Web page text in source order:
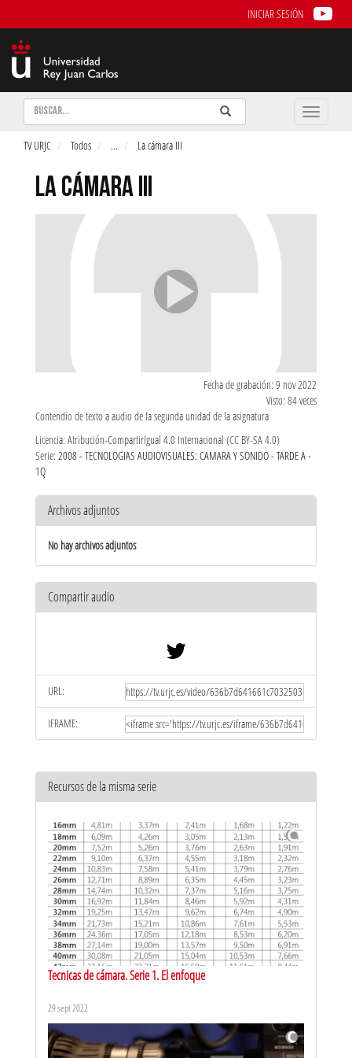
INICIAR SESIÓN
Buscar Enviar
Buscar
Toggle
TV URJC Todos ... La cámara III
LA CÁMARA III
Fecha de grabación: 9 nov 2022
Visto: 84 veces
Contendio de texto a audio de la segunda unidad de la asignatura
Licencia: Atribución-CompartirIgual 4.0 Internacional (CC BY-SA 4.0)
Serie: 2008 - TECNOLOGIAS AUDIOVISUALES: CAMARA Y SONIDO - TARDE A -
1Q
Archivos adjuntos
No hay archivos adjuntos
Compartir audio
URL:
IFRAME:
Recursos de la misma serie
Tecnicas de cámara. Serie 1. El enfoque
29 sept 2022